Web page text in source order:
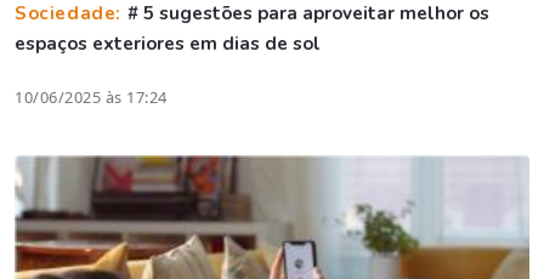
Sociedade: # 5 sugestões para aproveitar melhor os
espaços exteriores em dias de sol
10/06/2025 às 17:24